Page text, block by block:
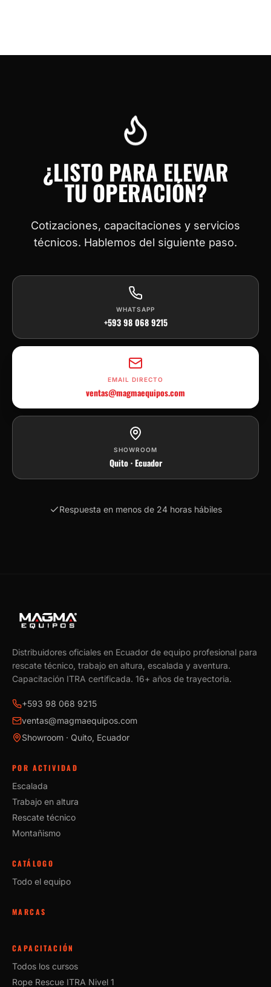
¿LISTO PARA ELEVAR
TU OPERACIÓN?
Cotizaciones, capacitaciones y servicios
técnicos. Hablemos del siguiente paso.
WHATSAPP
+593 98 068 9215
EMAIL DIRECTO
ventas@magmaequipos.com
SHOWROOM
Quito · Ecuador
Respuesta en menos de 24 horas hábiles
Distribuidores oficiales en Ecuador de equipo profesional para
rescate técnico, trabajo en altura, escalada y aventura.
Capacitación ITRA certificada. 16+ años de trayectoria.
+593 98 068 9215
ventas@magmaequipos.com
Showroom · Quito, Ecuador
POR ACTIVIDAD
Escalada
Trabajo en altura
Rescate técnico
Montañismo
CATÁLOGO
Todo el equipo
MARCAS
CAPACITACIÓN
Todos los cursos
Rope Rescue ITRA Nivel 1